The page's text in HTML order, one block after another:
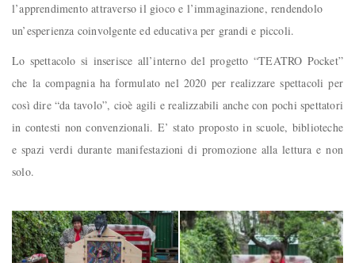
l’apprendimento attraverso il gioco e l’immaginazione, rendendolo
un’esperienza coinvolgente ed educativa per grandi e piccoli.
Lo spettacolo si inserisce all’interno del progetto “TEATRO Pocket”
che la compagnia ha formulato nel 2020 per realizzare spettacoli per
così dire “da tavolo”, cioè agili e realizzabili anche con pochi spettatori
in contesti non convenzionali. E’ stato proposto in scuole, biblioteche
e spazi verdi durante manifestazioni di promozione alla lettura e non
solo.